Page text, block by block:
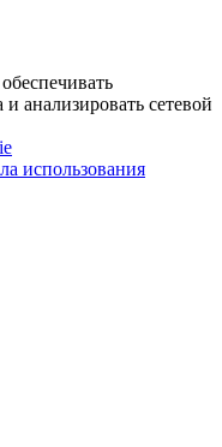
анализировать сетевой
использования